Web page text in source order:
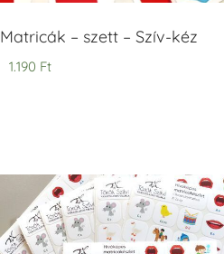
Matricák – szett – Szív-kéz
1.190 Ft